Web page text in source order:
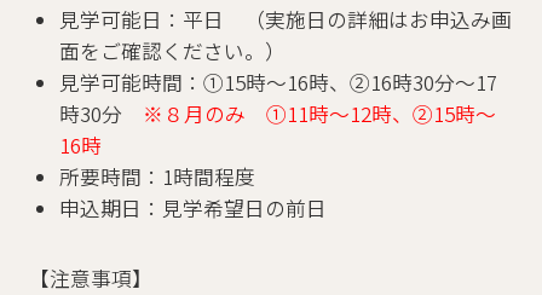
見学可能日：平日 （実施日の詳細はお申込み画
面をご確認ください。）
見学可能時間：①15時～16時、②16時30分～17
時30分 ※８月のみ
①11時～12時、②15時～
16時
所要時間：1時間程度
申込期日：見学希望日の前日
【注意事項】